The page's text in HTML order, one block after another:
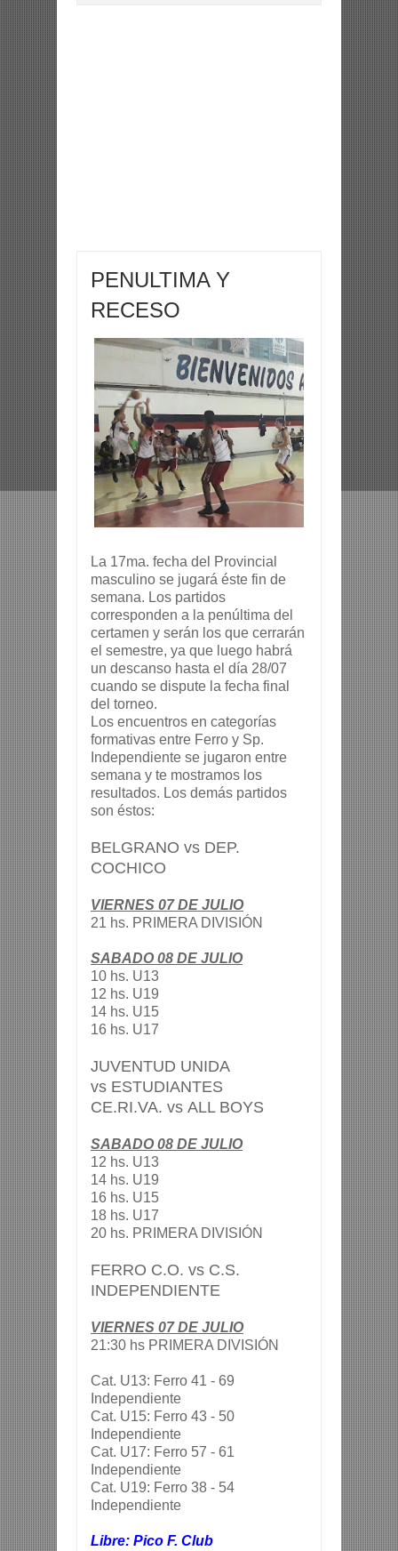
PENULTIMA Y
RECESO
La 17ma. fecha del Provincial
masculino se jugará éste fin de
semana. Los partidos
corresponden a la penúltima del
certamen y serán los que cerrarán
el semestre, ya que luego habrá
un descanso hasta el día 28/07
cuando se dispute la fecha final
del torneo.
Los encuentros en categorías
formativas entre Ferro y Sp.
Independiente se jugaron entre
semana y te mostramos los
resultados. Los demás partidos
son éstos:
BELGRANO vs DEP.
COCHICO
VIERNES 07 DE JULIO
21 hs. PRIMERA DIVISIÓN
SABADO 08 DE JULIO
10 hs. U13
12 hs. U19
14 hs. U15
16 hs. U17
JUVENTUD UNIDA
vs ESTUDIANTES
CE.RI.VA. vs ALL BOYS
SABADO 08 DE JULIO
12 hs. U13
14 hs. U19
16 hs. U15
18 hs. U17
20 hs. PRIMERA DIVISIÓN
FERRO C.O. vs C.S.
INDEPENDIENTE
VIERNES 07 DE JULIO
21:30 hs PRIMERA DIVISIÓN
Cat. U13: Ferro 41 - 69
Independiente
Cat. U15: Ferro 43 - 50
Independiente
Cat. U17: Ferro 57 - 61
Independiente
Cat. U19: Ferro 38 - 54
Independiente
Libre: Pico F. Club